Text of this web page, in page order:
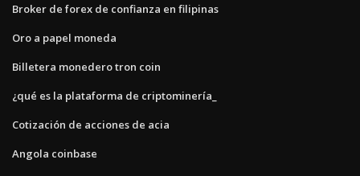
Broker de forex de confianza en filipinas
Oro a papel moneda
Billetera monedero tron ​​coin
¿qué es la plataforma de criptominería_
Cotización de acciones de acia
Angola coinbase